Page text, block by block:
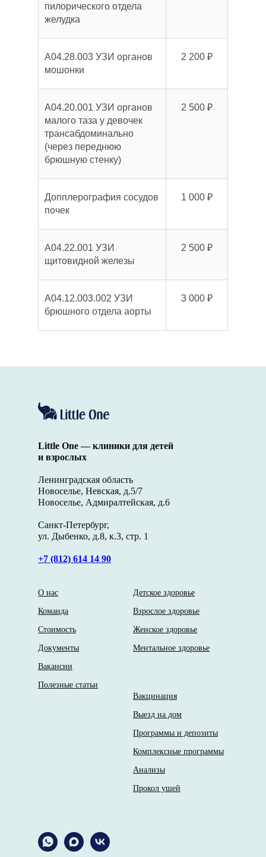
пилорического отдела
желудка
A04.28.003 УЗИ органов
мошонки
2 200 ₽
A04.20.001 УЗИ органов
малого таза у девочек
трансабдоминально
(через переднюю
брюшную стенку)
2 500 ₽
Допплерография сосудов
почек
1 000 ₽
A04.22.001 УЗИ
щитовидной железы
2 500 ₽
A04.12.003.002 УЗИ
брюшного отдела аорты
3 000 ₽
Little One — клиники для детей
и взрослых
Ленинградская область
Новоселье, Невская, д.5/7
Новоселье, Адмиралтейская, д.6
Санкт-Петербург,
ул. Дыбенко, д.8, к.3, стр. 1
+7 (812) 614 14 90
О нас
Команда
Стоимость
Документы
Вакансии
Полезные статьи
Детское здоровье
Взрослое здоровье
Женское здоровье
Ментальное здоровье
Вакцинация
Выезд на дом
Программы и депозиты
Комплексные программы
Анализы
Прокол ушей